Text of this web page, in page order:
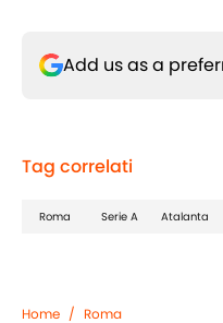
Add us as a
Tag correlati
Roma Serie A Atalanta
Home / Roma